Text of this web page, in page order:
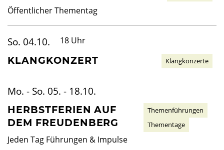
Öffentlicher Thementag
So. 04.10. 18 Uhr
KLANGKONZERT Klangkonzerte
Mo. - So. 05. - 18.10.
HERBSTFERIEN AUF
DEM FREUDENBERG
Jeden Tag Führungen & Impulse
Themenführungen
Thementage